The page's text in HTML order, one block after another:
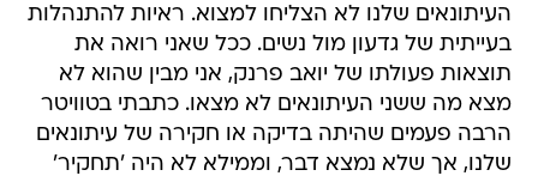
העיתונאים שלנו לא הצליחו למצוא. ראיות להתנהלות
בעייתית של גדעון מול נשים. ככל שאני רואה את
תוצאות פעולתו של יואב פרנק, אני מבין שהוא לא
מצא מה ששני העיתונאים לא מצאו. כתבתי בטוויטר
הרבה פעמים שהיתה בדיקה או חקירה של עיתונאים
שלנו, אך שלא נמצא דבר, וממילא לא היה 'תחקיר'